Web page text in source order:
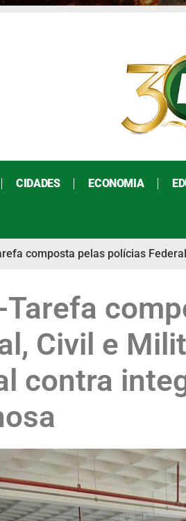
CIDADES ECONOMIA
composta pelas polícias
Tarefa
Civil e
contra